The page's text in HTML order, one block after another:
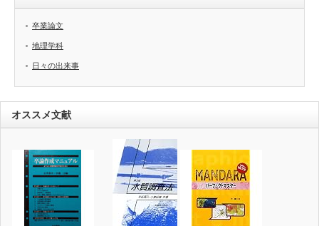
卒業論文
地理学科
日々の出来事
オススメ文献